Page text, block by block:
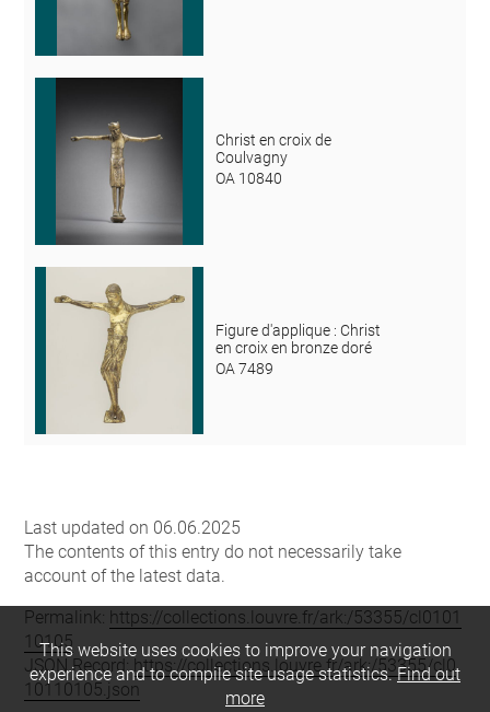
Christ en croix de
Coulvagny
OA 10840
Figure d'applique : Christ
en croix en bronze doré
OA 7489
Last updated on 06.06.2025
The contents of this entry do not necessarily take
account of the latest data.
Permalink: https://collections.louvre.fr/ark:/53355/cl0101
10105
JSON Record:https://collections.louvre.fr/ark:/53355/cl0
10110105.json
This website uses cookies to improve your navigation
experience and to compile site usage statistics.Find out
more